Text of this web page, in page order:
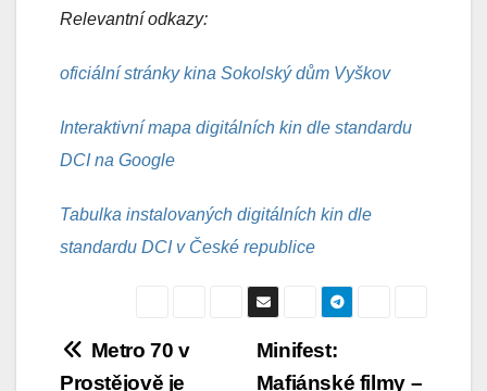
Relevantní odkazy:
oficiální stránky kina Sokolský dům Vyškov
Interaktivní mapa digitálních kin dle standardu
DCI na Google
Tabulka instalovaných digitálních kin dle
standardu DCI v České republice
Navigace
Minifest:
Mafiánské filmy –
Metro 70 v
Prostějově je